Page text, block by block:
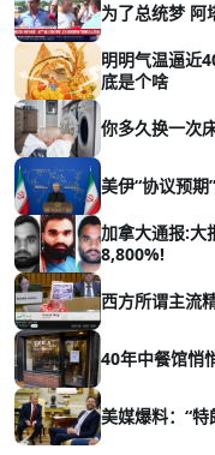
为了总统梦 阿
明明气温逼近
底是个啥
你多久换一次
美伊“协议预
加拿大通报:大
8,800%!
西方所谓主流
40年中餐馆悄
美媒爆料：“